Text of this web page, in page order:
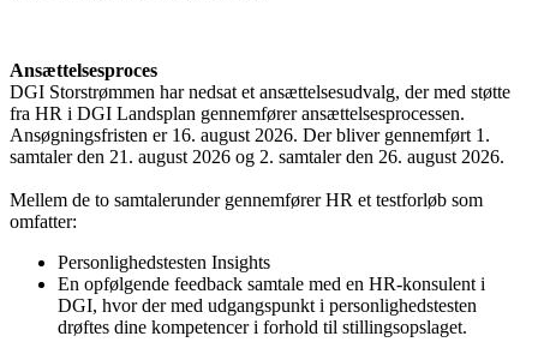
Ansættelsesproces
DGI Storstrømmen har nedsat et ansættelsesudvalg, der med støtte
fra HR i DGI Landsplan gennemfører ansættelsesprocessen.
Ansøgningsfristen er 16. august 2026. Der bliver gennemført 1.
samtaler den 21. august 2026 og 2. samtaler den 26. august 2026.
Mellem de to samtalerunder gennemfører HR et testforløb som
omfatter:
Personlighedstesten Insights
En opfølgende feedback samtale med en HR-konsulent i
DGI, hvor der med udgangspunkt i personlighedstesten
drøftes dine kompetencer i forhold til stillingsopslaget.